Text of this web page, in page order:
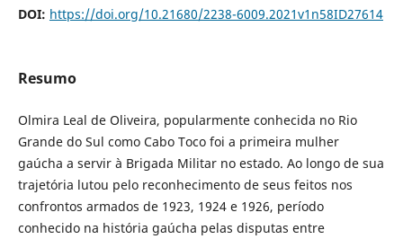
DOI: https://doi.org/10.21680/2238-6009.2021v1n58ID27614
Resumo
Olmira Leal de Oliveira, popularmente conhecida no Rio
Grande do Sul como Cabo Toco foi a primeira mulher
gaúcha a servir à Brigada Militar no estado. Ao longo de sua
trajetória lutou pelo reconhecimento de seus feitos nos
confrontos armados de 1923, 1924 e 1926, período
conhecido na história gaúcha pelas disputas entre